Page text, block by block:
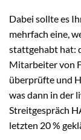
Dabei sollte es
mehrfach eine,
stattgehabt hat:
Mitarbeiter von
überprüfte und
was dann in der
Streitgespräch
letzten 20 %